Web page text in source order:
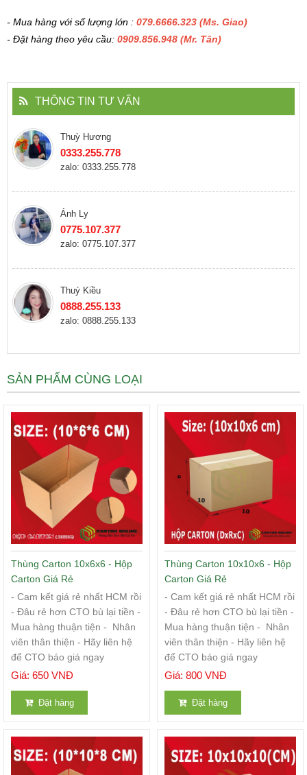
- Mua hàng với số lượng lớn : 079.6666.323 (Ms. Giao)
- Đặt hàng theo yêu cầu: 0909.856.948 (Mr. Tân)
THÔNG TIN TƯ VẤN
Thuỳ Hương
0333.255.778
zalo: 0333.255.778
Ánh Ly
0775.107.377
zalo: 0775.107.377
Thuý Kiều
0888.255.133
zalo: 0888.255.133
SẢN PHẨM CÙNG LOẠI
Thùng Carton 10x6x6 - Hộp
Carton Giá Rẻ
- Cam kết giá rẻ nhất HCM rồi
- Đâu rẻ hơn CTO bù lại tiền -
Mua hàng thuận tiện - Nhân
viên thân thiện - Hãy liên hệ
để CTO báo giá ngay
Giá: 650 VNĐ
Đặt hàng
Thùng Carton 10x10x6 - Hộp
Carton Giá Rẻ
- Cam kết giá rẻ nhất HCM rồi
- Đâu rẻ hơn CTO bù lại tiền -
Mua hàng thuận tiện - Nhân
viên thân thiện - Hãy liên hệ
để CTO báo giá ngay
Giá: 800 VNĐ
Đặt hàng